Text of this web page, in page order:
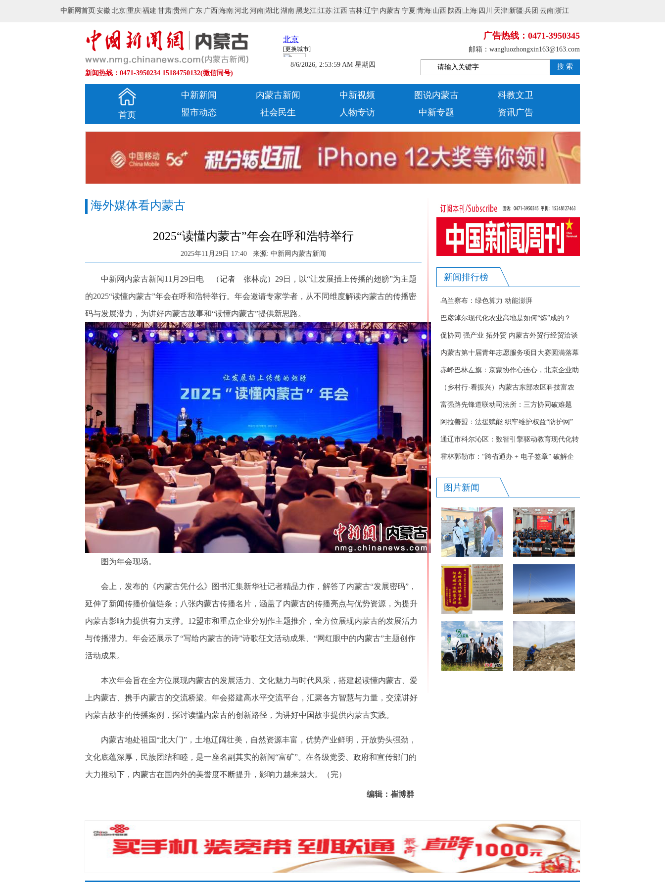
中新网首页 安徽 北京 重庆 福建 甘肃 贵州 广东 广西 海南 河北 河南 湖北 湖南 黑龙江 江苏 江西 吉林 辽宁 内蒙古 宁夏 青海 山西 陕西 上海 四川 天津 新疆 兵团 云南 浙江
新闻热线：0471-3950234 15184750132(微信同号)
8/6/2026, 2:54:00 AM 星期四
广告热线：0471-3950345
邮箱：wangluozhongxin163@163.com
搜 索
首页
中新新闻 内蒙古新闻 中新视频 图说内蒙古
科教文卫
盟市动态
社会民生 人物专访 中新专题 资讯广告
海外媒体看内蒙古
2025“读懂内蒙古”年会在呼和浩特举行
2025年11月29日 17:40 来源: 中新网内蒙古新闻
中新网内蒙古新闻11月29日电 （记者 张林虎）29日，以“让发展插上传播的翅膀”为主题
的2025“读懂内蒙古”年会在呼和浩特举行。年会邀请专家学者，从不同维度解读内蒙古的传播密
码与发展潜力，为讲好内蒙古故事和“读懂内蒙古”提供新思路。
图为年会现场。
会上，发布的《内蒙古凭什么》图书汇集新华社记者精品力作，解答了内蒙古“发展密码”，
延伸了新闻传播价值链条；八张内蒙古传播名片，涵盖了内蒙古的传播亮点与优势资源，为提升
内蒙古影响力提供有力支撑。12盟市和重点企业分别作主题推介，全方位展现内蒙古的发展活力
与传播潜力。年会还展示了“写给内蒙古的诗”诗歌征文活动成果、“网红眼中的内蒙古”主题创作
活动成果。
本次年会旨在全方位展现内蒙古的发展活力、文化魅力与时代风采，搭建起读懂内蒙古、爱
上内蒙古、携手内蒙古的交流桥梁。年会搭建高水平交流平台，汇聚各方智慧与力量，交流讲好
内蒙古故事的传播案例，探讨读懂内蒙古的创新路径，为讲好中国故事提供内蒙古实践。
内蒙古地处祖国“北大门”，土地辽阔壮美，自然资源丰富，优势产业鲜明，开放势头强劲，
文化底蕴深厚，民族团结和睦，是一座名副其实的新闻“富矿”。在各级党委、政府和宣传部门的
大力推动下，内蒙古在国内外的美誉度不断提升，影响力越来越大。（完）
编辑：崔博群
新闻排行榜
乌兰察布：绿色算力 动能澎湃
巴彦淖尔现代化农业高地是如何“炼”成的？
促协同 强产业 拓外贸 内蒙古外贸行经贸洽谈
活动在北京举办
内蒙古第十届青年志愿服务项目大赛圆满落幕
赤峰巴林左旗：京蒙协作心连心，北京企业助
力促振兴
（乡村行·看振兴）内蒙古东部农区科技富农
小妙招：冬日为农田做“体检”
富强路先锋道联动司法所：三方协同破难题
邻里调解显成效
阿拉善盟：法援赋能 织牢维护权益“防护网”
通辽市科尔沁区：数智引擎驱动教育现代化转
型
霍林郭勒市：“跨省通办 + 电子签章” 破解企
图片新闻